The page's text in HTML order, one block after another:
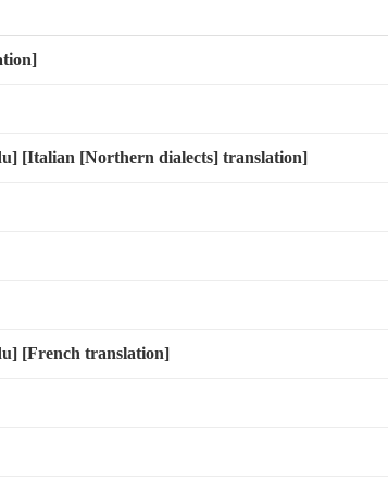
[Italian [Northern dialects] translation]
[French translation]